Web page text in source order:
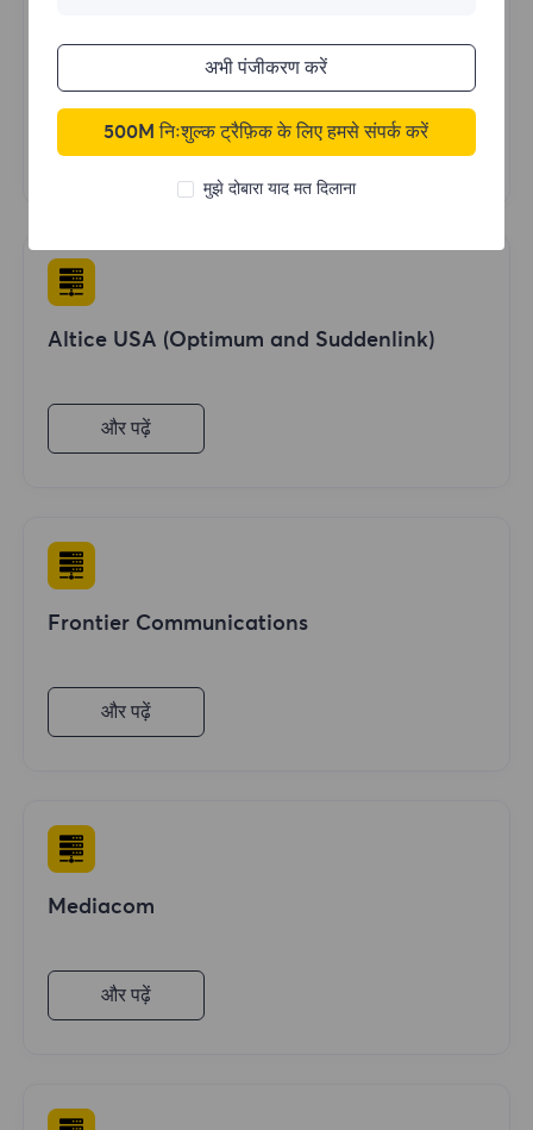
CenturyLink
Altice USA (Optimum and Suddenlink)
और पढ़ें
Frontier Communications
और पढ़ें
Mediacom
और पढ़ें
अभी पंजीकरण करें
500M निःशुल्क ट्रैफ़िक के लिए हमसे संपर्क करें
मुझे दोबारा याद मत दिलाना